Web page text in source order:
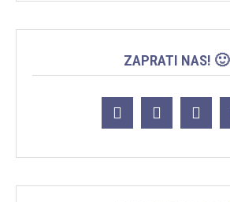
ZAPRATI NAS! 🙂